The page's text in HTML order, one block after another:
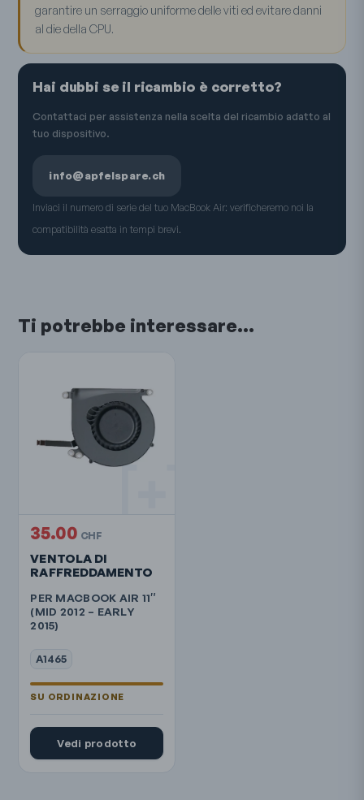
garantire un serraggio uniforme delle viti ed evitare danni
al die della CPU.
Hai dubbi se il ricambio è corretto?
Contattaci per assistenza nella scelta del ricambio adatto al
tuo dispositivo.
info@apfelspare.ch
Inviaci il numero di serie del tuo MacBook Air: verificheremo noi la
compatibilità esatta in tempi brevi.
Ti potrebbe interessare…
VENTOLA DI
RAFFREDDAMENTO
PER MACBOOK AIR 11″
(MID 2012 – EARLY
2015)
A1465
35.00 CHF
Vedi prodotto